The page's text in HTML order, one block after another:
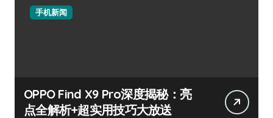
手机新闻
OPPO Find X9 Pro深度揭秘：亮
点全解析+超实用技巧大放送